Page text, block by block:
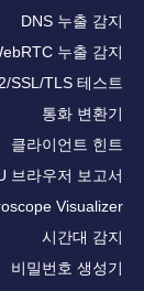
DNS 누출 감지
누출 감지
SSL/TLS 테스트
통화 변환기
클라이언트 힌트
브라우저 보고서
Visualizer
시간대 감지
비밀번호 생성기